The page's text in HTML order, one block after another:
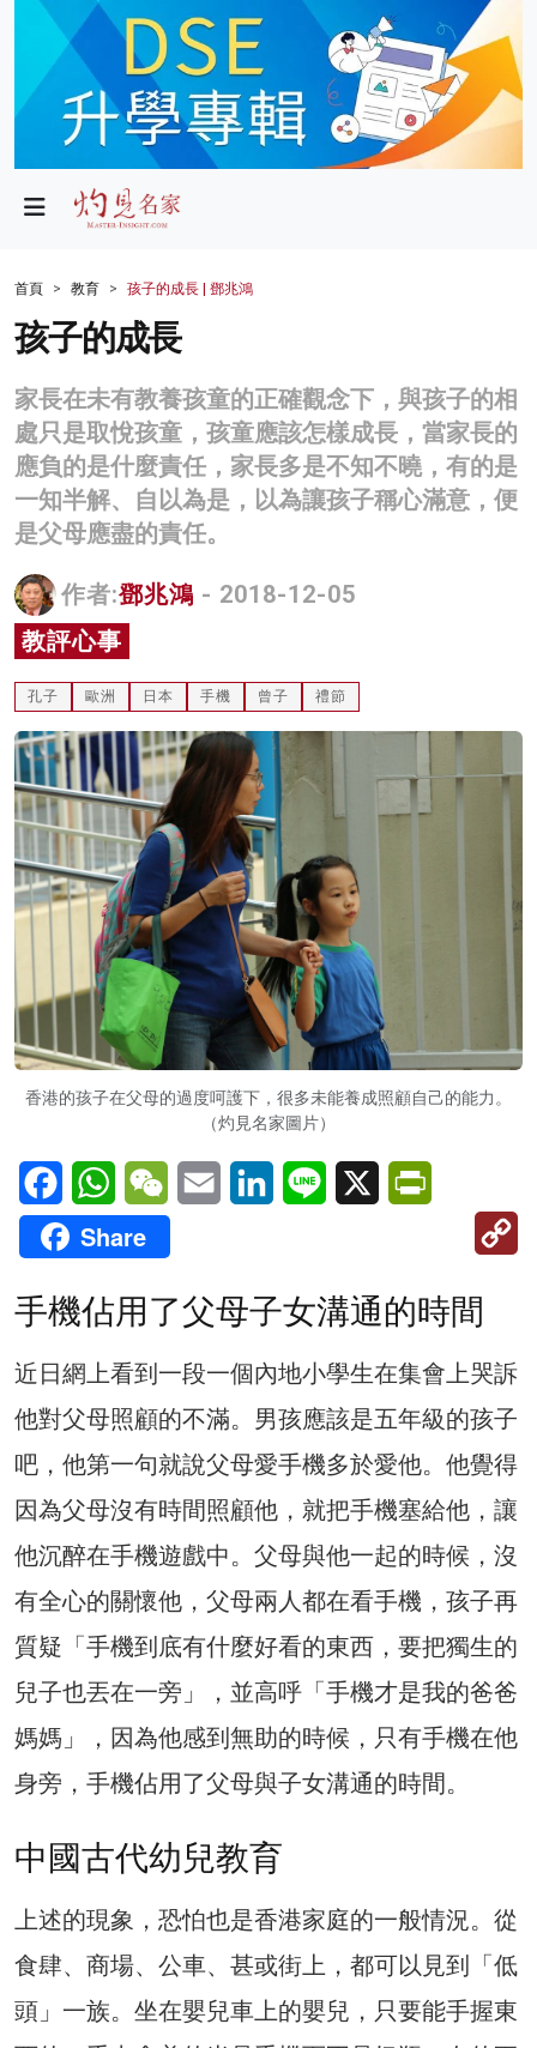
政局
財經
生活
商業
科技
影片
名家榜
灼見活動
首頁 教育 孩子的成長 | 鄧兆鴻
孩子的成長
家長在未有教養孩童的正確觀念下，與孩子的相
處只是取悅孩童，孩童應該怎樣成長，當家長的
應負的是什麼責任，家長多是不知不曉，有的是
一知半解、自以為是，以為讓孩子稱心滿意，便
是父母應盡的責任。
作者:鄧兆鴻 - 2018-12-05
教評心事
孔子 歐洲 日本 手機 曾子 禮節
香港的孩子在父母的過度呵護下，很多未能養成照顧自己的能力。
（灼見名家圖片）
FacebookWhatsAppWeChatEmail LinkedInLine X
Share
手機佔用了父母子女溝通的時間
近日網上看到一段一個內地小學生在集會上哭訴
他對父母照顧的不滿。男孩應該是五年級的孩子
吧，他第一句就說父母愛手機多於愛他。他覺得
因為父母沒有時間照顧他，就把手機塞給他，讓
他沉醉在手機遊戲中。父母與他一起的時候，沒
有全心的關懷他，父母兩人都在看手機，孩子再
質疑「手機到底有什麼好看的東西，要把獨生的
兒子也丟在一旁」，並高呼「手機才是我的爸爸
媽媽」，因為他感到無助的時候，只有手機在他
身旁，手機佔用了父母與子女溝通的時間。
中國古代幼兒教育
上述的現象，恐怕也是香港家庭的一般情況。從
食肆、商場、公車、甚或街上，都可以見到「低
頭」一族。坐在嬰兒車上的嬰兒，只要能手握東